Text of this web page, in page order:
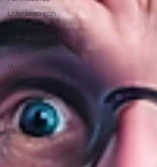
Liderazgo con
ChatGPT
Liderazgo con IA
Inteligencia Artificial
IA